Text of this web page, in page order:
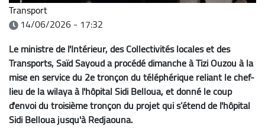
Transport
14/06/2026 - 17:32
Le ministre de l'Intérieur, des Collectivités locales et des
Transports, Saïd Sayoud a procédé dimanche à Tizi Ouzou à la
mise en service du 2e tronçon du téléphérique reliant le chef-
lieu de la wilaya à l'hôpital Sidi Belloua, et donné le coup
d'envoi du troisième tronçon du projet qui s’étend de l'hôpital
Sidi Belloua jusqu'à Redjaouna.